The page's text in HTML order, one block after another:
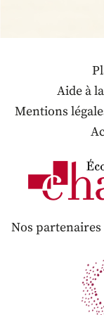
Aide à
Mentions
Nos partenaires